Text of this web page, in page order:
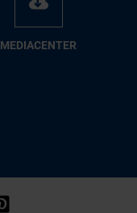
ME­DIA­CEN­TER